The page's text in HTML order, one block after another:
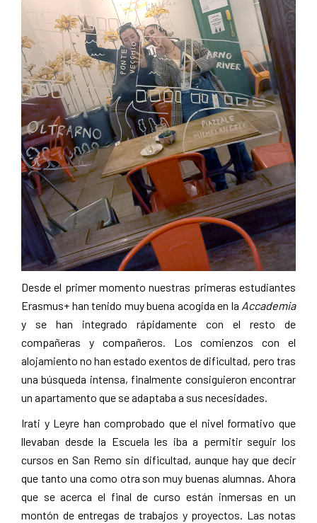
Desde el primer momento nuestras primeras estudiantes
Erasmus+ han tenido muy buena acogida en la Accademia
y se han integrado rápidamente con el resto de
compañeras y compañeros. Los comienzos con el
alojamiento no han estado exentos de dificultad, pero tras
una búsqueda intensa, finalmente consiguieron encontrar
un apartamento que se adaptaba a sus necesidades.
Irati y Leyre han comprobado que el nivel formativo que
llevaban desde la Escuela les iba a permitir seguir los
cursos en San Remo sin dificultad, aunque hay que decir
que tanto una como otra son muy buenas alumnas. Ahora
que se acerca el final de curso están inmersas en un
montón de entregas de trabajos y proyectos. Las notas